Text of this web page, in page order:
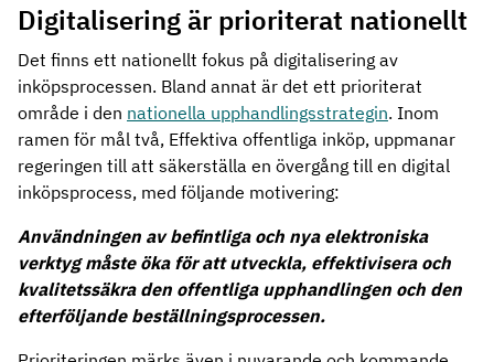
Digitalisering är prioriterat nationellt
Det finns ett nationellt fokus på digitalisering av
inköpsprocessen. Bland annat är det ett prioriterat
område i den nationella upphandlingsstrategin. Inom
ramen för mål två, Effektiva offentliga inköp, uppmanar
regeringen till att säkerställa en övergång till en digital
inköpsprocess, med följande motivering:
Användningen av befintliga och nya elektroniska
verktyg måste öka för att utveckla, effektivisera och
kvalitetssäkra den offentliga upphandlingen och den
efterföljande beställningsprocessen.